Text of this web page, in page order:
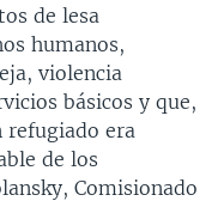
de lesa
humanos,
violencia
básicos y que,
refugiado era
de los
Comisionado